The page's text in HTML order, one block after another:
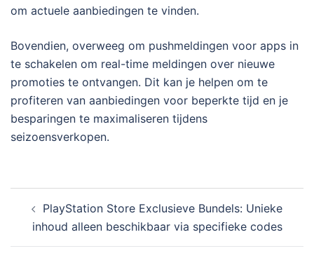
om actuele aanbiedingen te vinden.
Bovendien, overweeg om pushmeldingen voor apps in
te schakelen om real-time meldingen over nieuwe
promoties te ontvangen. Dit kan je helpen om te
profiteren van aanbiedingen voor beperkte tijd en je
besparingen te maximaliseren tijdens
seizoensverkopen.
navigation
PlayStation Store Exclusieve Bundels: Unieke
inhoud alleen beschikbaar via specifieke codes